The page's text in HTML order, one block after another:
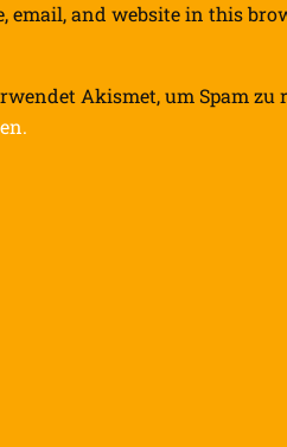
email, and website in this
Akismet, um Spam zu